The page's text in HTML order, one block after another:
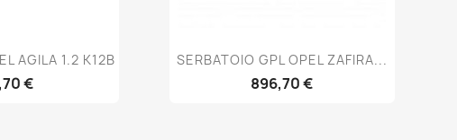
AGILA 1.2 K12B
€
Anteprima
SERBATOIO GPL OPEL ZAFIRA...
896,70 €